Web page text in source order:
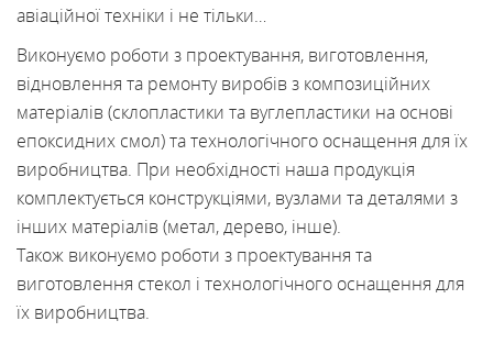
авіаційної техніки і не тільки…
Виконуємо роботи з проектування, виготовлення,
відновлення та ремонту виробів з композиційних
матеріалів (склопластики та вуглепластики на основі
епоксидних смол) та технологічного оснащення для їх
виробництва. При необхідності наша продукція
комплектується конструкціями, вузлами та деталями з
інших матеріалів (метал, дерево, інше).
Також виконуємо роботи з проектування та
виготовлення стекол і технологічного оснащення для
їх виробництва.